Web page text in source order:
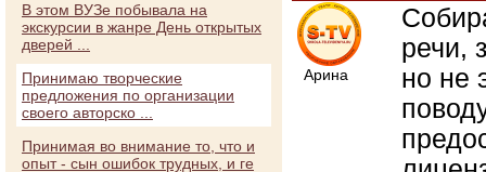
Арина
речи,
но не
В этом ВУЗе побывала на
экскурсии в жанре День открытых
дверей ...
Принимаю творческие
предложения по организации
своего авторско ...
Принимая во внимание то, что и
опыт - сын ошибок трудных, и ге